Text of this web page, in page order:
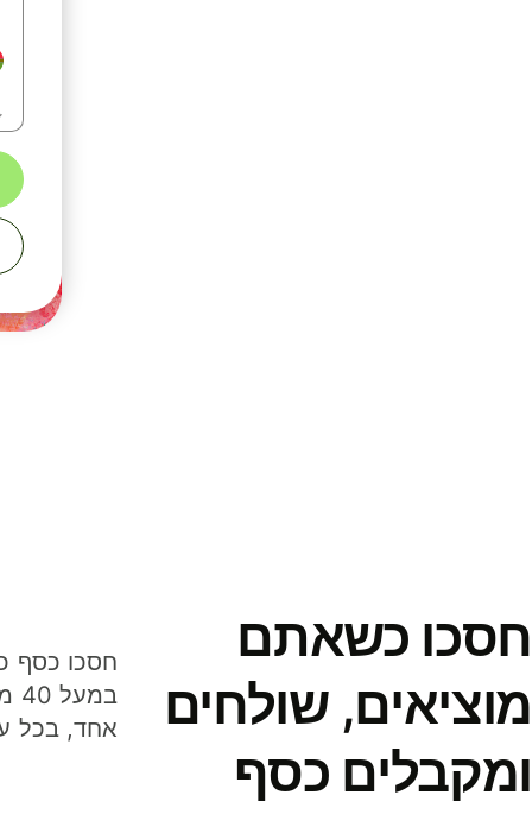
חסכו כשאתם
מוציאים, שולחים
ומקבלים כסף
אחד, בכל